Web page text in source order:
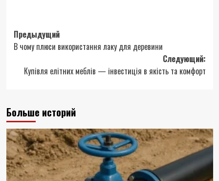
Навигация
записи
Предыдущий
В чому плюси використання лаку для деревини
Следующий:
Купівля елітних меблів — інвестиція в якість та комфорт
Больше историй